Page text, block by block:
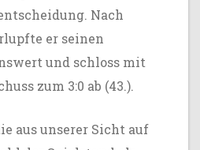
Nach
er seinen
und schloss mit
zum 3:0 ab (43.).
aus unserer Sicht auf